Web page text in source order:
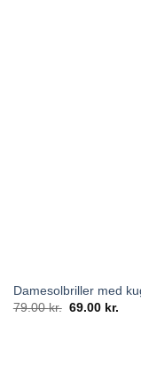
Damesolbriller med
79.00kr. Den
69.00 kr.